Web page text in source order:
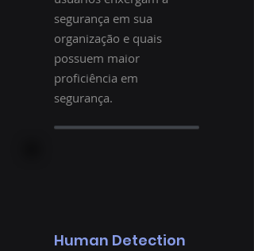
segurança em sua
organização e quais
possuem maior
proficiência em
segurança.
Human Detection